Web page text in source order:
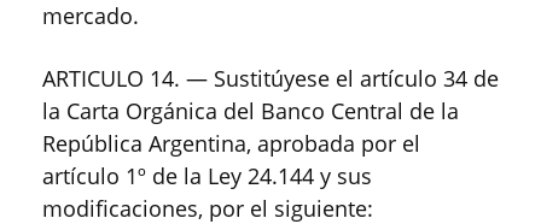
mercado.
ARTICULO 14. — Sustitúyese el artículo 34 de
la Carta Orgánica del Banco Central de la
República Argentina, aprobada por el
artículo 1º de la Ley 24.144 y sus
modificaciones, por el siguiente: